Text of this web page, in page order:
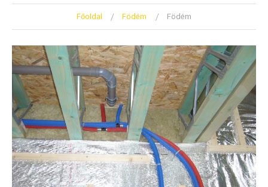
Főoldal Födém Födém